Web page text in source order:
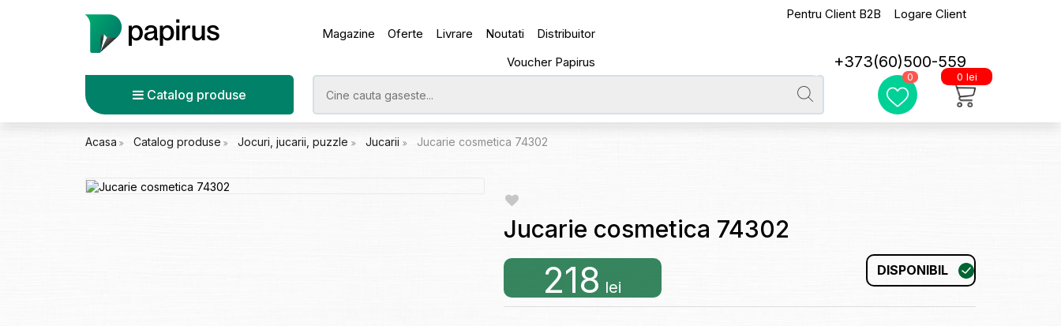
Magazine Oferte Livrare Noutati
Distribuitor
Voucher Papirus
Pentru Client B2B Logare Client
+373(60)500-559
Catalog produse
0 0 lei
Acasa Catalog produse Jocuri, jucarii, puzzle Jucarii Jucarie cosmetica 74302
Jucarie cosmetica 74302
218 lei
DISPONIBIL